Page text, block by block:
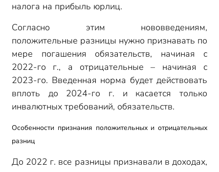
налога на прибыль юрлиц.
Согласно этим нововведениям,
положительные разницы нужно признавать по
мере погашения обязательств, начиная с
2022-го г., а отрицательные – начиная с
2023-го. Введенная норма будет действовать
вплоть до 2024-го г. и касается только
инвалютных требований, обязательств.
Особенности признания положительных и отрицательных
разниц
До 2022 г. все разницы признавали в доходах,